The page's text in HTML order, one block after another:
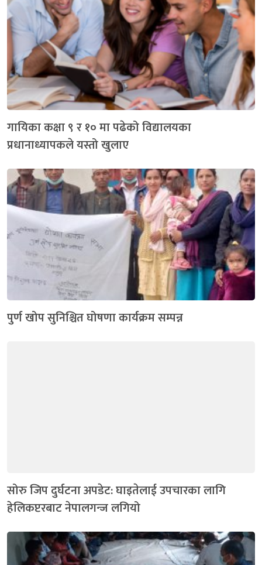
गायिका कक्षा ९ र १० मा पढेको विद्यालयका
प्रधानाध्यापकले यस्तो खुलाए
पुर्ण खोप सुनिश्चित घोषणा कार्यक्रम सम्पन्न
सोरु जिप दुर्घटना अपडेट: घाइतेलाई उपचारका लागि
हेलिकप्टरबाट नेपालगन्ज लगियो